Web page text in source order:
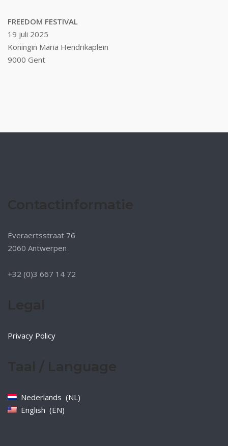
FREEDOM FESTIVAL
19 juli 2025
Koningin Maria Hendrikaplein
9000 Gent
Everaertsstraat 76
2060 Antwerpen
+32 (0)3 667 14 72
Privacy Policy
Nederlands
NL
English
EN